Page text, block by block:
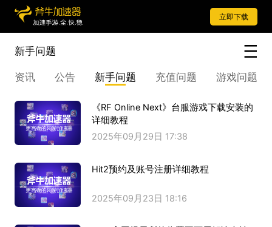
立即下载
新手问题
资讯 公告 新手问题 充值问题 游戏问题
《RF Online Next》台服游戏下载安装的
详细教程
2025年09月29日 17:38
Hit2预约及账号注册详细教程
2025年09月23日 18:16